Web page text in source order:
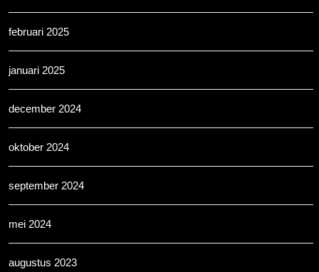
februari 2025
januari 2025
december 2024
oktober 2024
september 2024
mei 2024
augustus 2023